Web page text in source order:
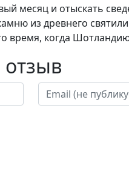
месяц и отыскать
из древнего
время, когда
отзыв